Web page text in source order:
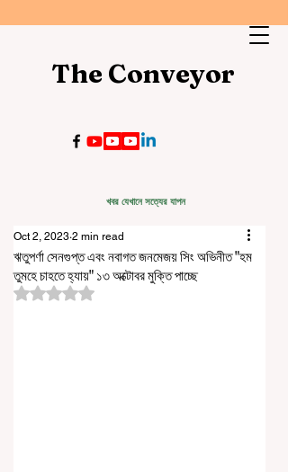
The Conveyor
খবর যেখানে সত্যের যাপন
ঋতুপর্ণা সেনগুপ্ত এবং নবাগত জনমেজয় সিং অভিনীত "হম
তুমহে চাহতে হ্যায়" ১৩ অক্টোবর মুক্তি পাচ্ছে
Oct 2, 2023 2 min read
Rated NaN out of 5 stars.